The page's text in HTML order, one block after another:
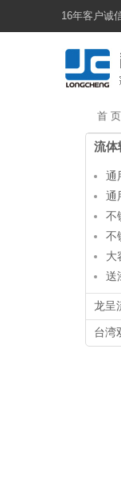
16年客户诚
首 页
流体
通
通
不
不
大
送
龙呈
台湾